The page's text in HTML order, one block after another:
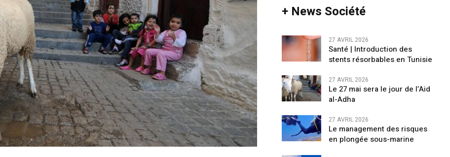
+ News Société
27 AVRIL 2026
Santé | Introduction des
stents résorbables en Tunisie
27 AVRIL 2026
Le 27 mai sera le jour de l’Aid
al-Adha
27 AVRIL 2026
Le management des risques
en plongée sous-marine